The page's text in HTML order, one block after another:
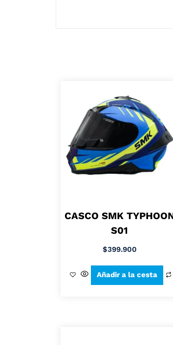
CASCO SMK
S01
$399.900
Añadir a la cesta